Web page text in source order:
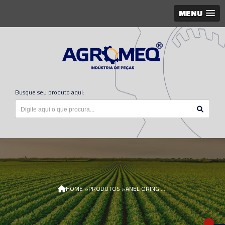
MENU
Busque seu produto aqui:
HOME»PRODUTOS» ANEL ORING CANELA 4730 N205682/AGR